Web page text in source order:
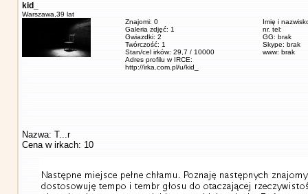
kid_
Warszawa, 39 lat
Znajomi: 0
Galeria zdjęć: 1
Gwiazdki: 2
Twórczość: 1
Stan/cel irków: 29,7 / 10000
Adres profilu w IRCE:
http://irka.com.pl/u/kid_
Imię i
nr. tel:
GG: brak
Skype: brak
www: brak
Nazwa: T...r
Cena w irkach: 10